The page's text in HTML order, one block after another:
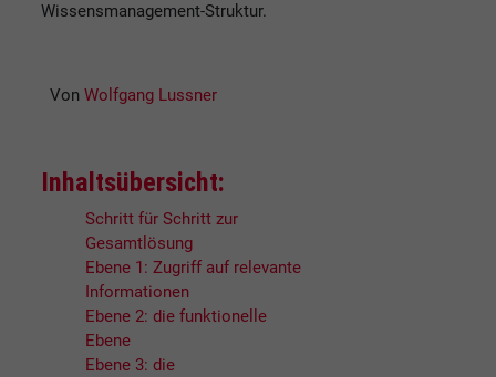
Wissensmanagement-Struktur.
Von Wolfgang Lussner
Inhaltsübersicht:
Schritt für Schritt zur
Gesamtlösung
Ebene 1: Zugriff auf relevante
Informationen
Ebene 2: die funktionelle
Ebene
Ebene 3: die